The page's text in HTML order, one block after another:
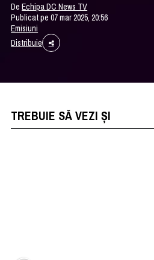
DeEchipa DC News TV
Publicat pe 07 mar 2025, 20:56
Emisiuni
Distribuie
TREBUIE SĂ VEZI ȘI